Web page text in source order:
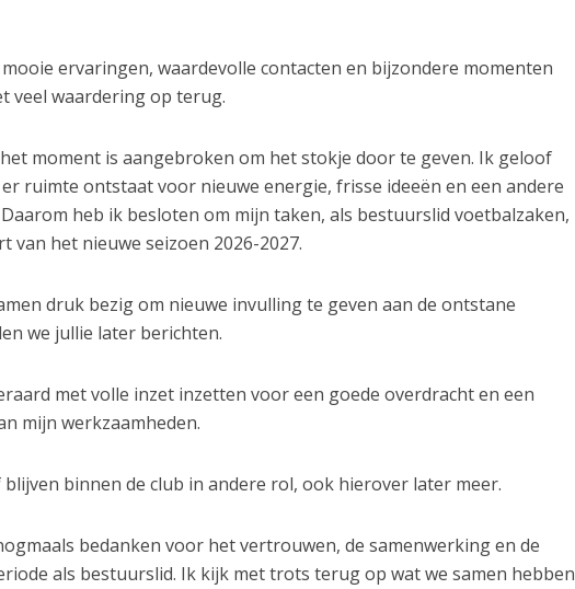
ervaringen, waardevolle contacten en bijzondere momenten
veel waardering op terug.
moment is aangebroken om het stokje door te geven. Ik geloof
ruimte ontstaat voor nieuwe energie, frisse ideeën en een andere
heb ik besloten om mijn taken, als bestuurslid voetbalzaken,
van het nieuwe seizoen 2026-2027.
druk bezig om nieuwe invulling te geven aan de ontstane
we jullie later berichten.
met volle inzet inzetten voor een goede overdracht en een
mijn werkzaamheden.
binnen de club in andere rol, ook hierover later meer.
bedanken voor het vertrouwen, de samenwerking en de
als bestuurslid. Ik kijk met trots terug op wat we samen hebben